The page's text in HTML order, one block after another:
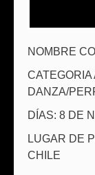
NOMBRE
CATEGORIA
DANZA/
DÍAS: 8 DE
LUGAR DE
CHILE